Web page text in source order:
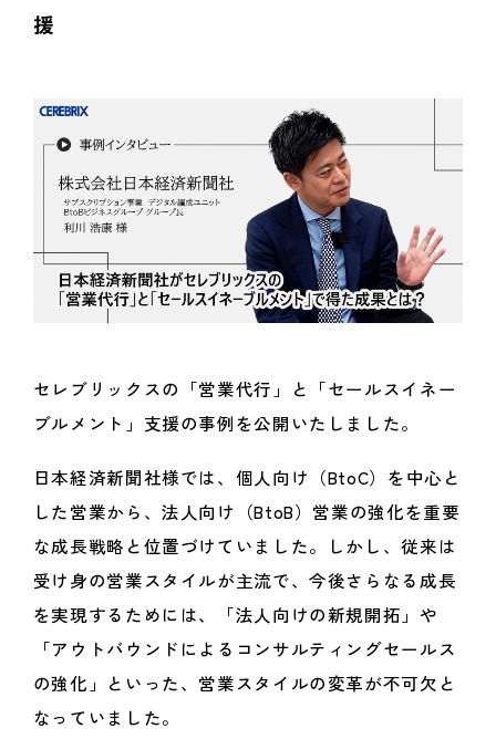
援
セレブリックスの「営業代行」と「セールスイネー
ブルメント」支援の事例を公開いたしました。
日本経済新聞社様では、個人向け（BtoC）を中心と
した営業から、法人向け（BtoB）営業の強化を重要
な成長戦略と位置づけていました。しかし、従来は
受け身の営業スタイルが主流で、今後さらなる成長
を実現するためには、「法人向けの新規開拓」や
「アウトバウンドによるコンサルティングセールス
の強化」といった、営業スタイルの変革が不可欠と
なっていました。